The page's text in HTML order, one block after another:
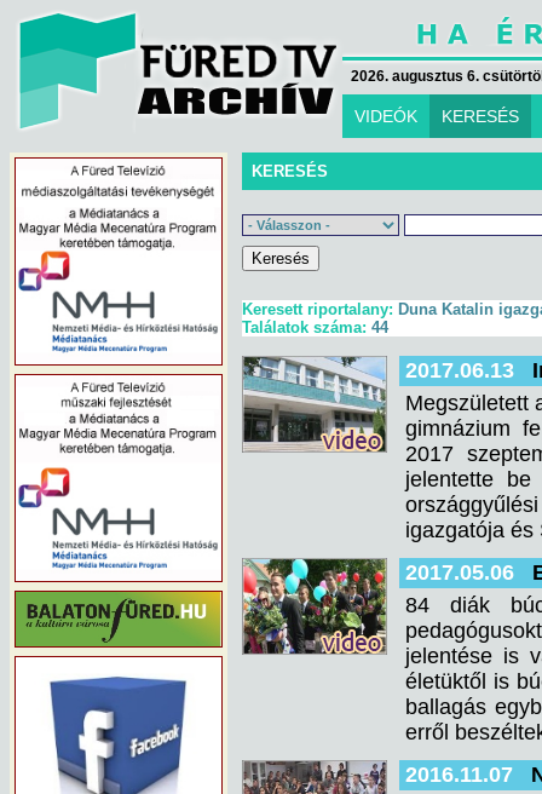
2026. augusztus 6.
VIDEÓK KERESÉS
KERESÉS
Keresett riportalany: Duna Katalin
Találatok száma: 44
2017.06.13
Megszületett
gimnázium
2017
jelentette
igazgatója és
2017.05.06
84 diák
jelentése is
életüktől is
ballagás
erről
2016.11.07